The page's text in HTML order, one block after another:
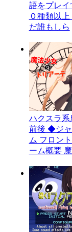
語をプレイ
０種類以
だ誰もしら
ハクスラ
前後 ◆ジ
ム フロン
ーム概要